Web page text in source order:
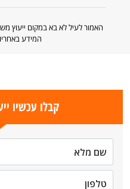
האמור לעיל לא בא במקום ייעוץ
המידע
קבלו עכשיו